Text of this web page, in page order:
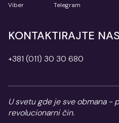
Viber Telegram
KONTAKTIRAJTE NAS
+381 (011) 30 30 680
U svetu gde je sve obmana -
revolucionarni čin.